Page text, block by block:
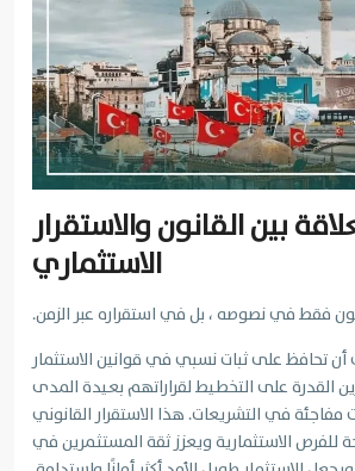
بين القانون والاستقرار
الاستثماري
فقط في نصوصه ، بل في استقراره عبر الزمن.
أن تحافظ على ثبات نسبي في قوانين الاستثمار
القدرة على التخطيط لقراراتهم بعيدة المدى
مفاجئة في التشريعات. هذا الاستقرار القانوني
للفرص الاستثمارية ويعزز ثقة المستثمرين في